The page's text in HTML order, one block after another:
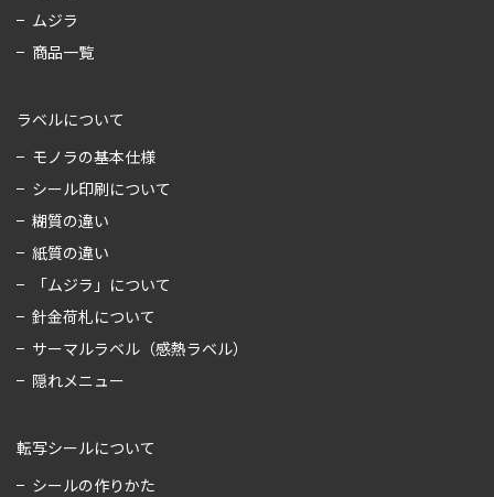
ムジラ
商品一覧
ラベルについて
モノラの基本仕様
シール印刷について
糊質の違い
紙質の違い
「ムジラ」について
針金荷札について
サーマルラベル（感熱ラベル）
隠れメニュー
転写シールについて
シールの作りかた